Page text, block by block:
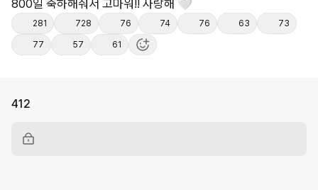
800일 축하해줘서 고마워!! 사랑해 🤍
281 728 76 74 76 63 73
77 57 61
412